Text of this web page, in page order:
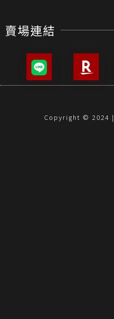
賣場連結
Copyright © 2024 |